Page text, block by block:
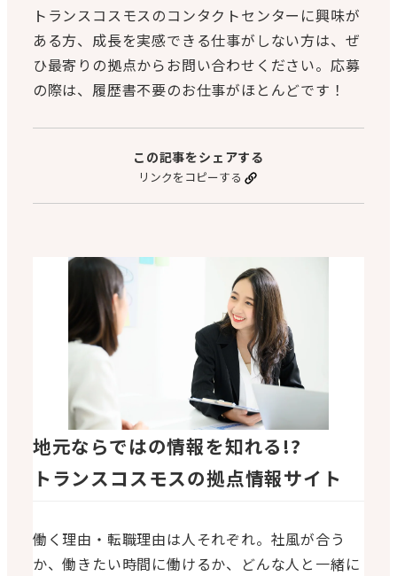
トランスコスモスのコンタクトセンターに興味が
ある方、成長を実感できる仕事がしない方は、ぜ
ひ最寄りの拠点からお問い合わせください。応募
の際は、履歴書不要のお仕事がほとんどです！
この記事をシェアする
リンクをコピーする
地元ならではの情報を知れる!?
トランスコスモスの拠点情報サイト
働く理由・転職理由は人それぞれ。社風が合う
か、働きたい時間に働けるか、どんな人と一緒に